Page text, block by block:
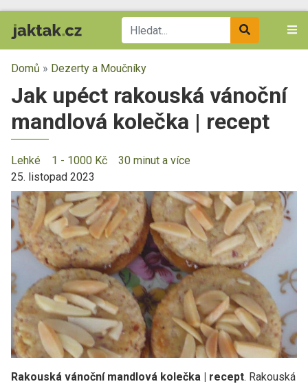
Domů » Dezerty a Moučníky
Jak upéct rakouská vánoční
mandlová kolečka | recept
Lehké 1 - 1000 Kč
30 minut a více
25. listopad 2023
Rakouská vánoční mandlová kolečka | recept. Rakouská